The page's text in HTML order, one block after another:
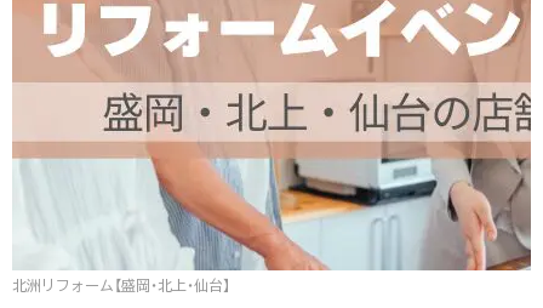
北洲リフォーム【盛岡・北上・仙台】